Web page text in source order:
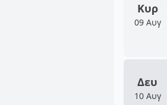
Κυρ
09 Αυγ
Δευ
10 Αυγ